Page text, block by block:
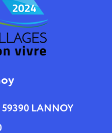
59390 LANNOY